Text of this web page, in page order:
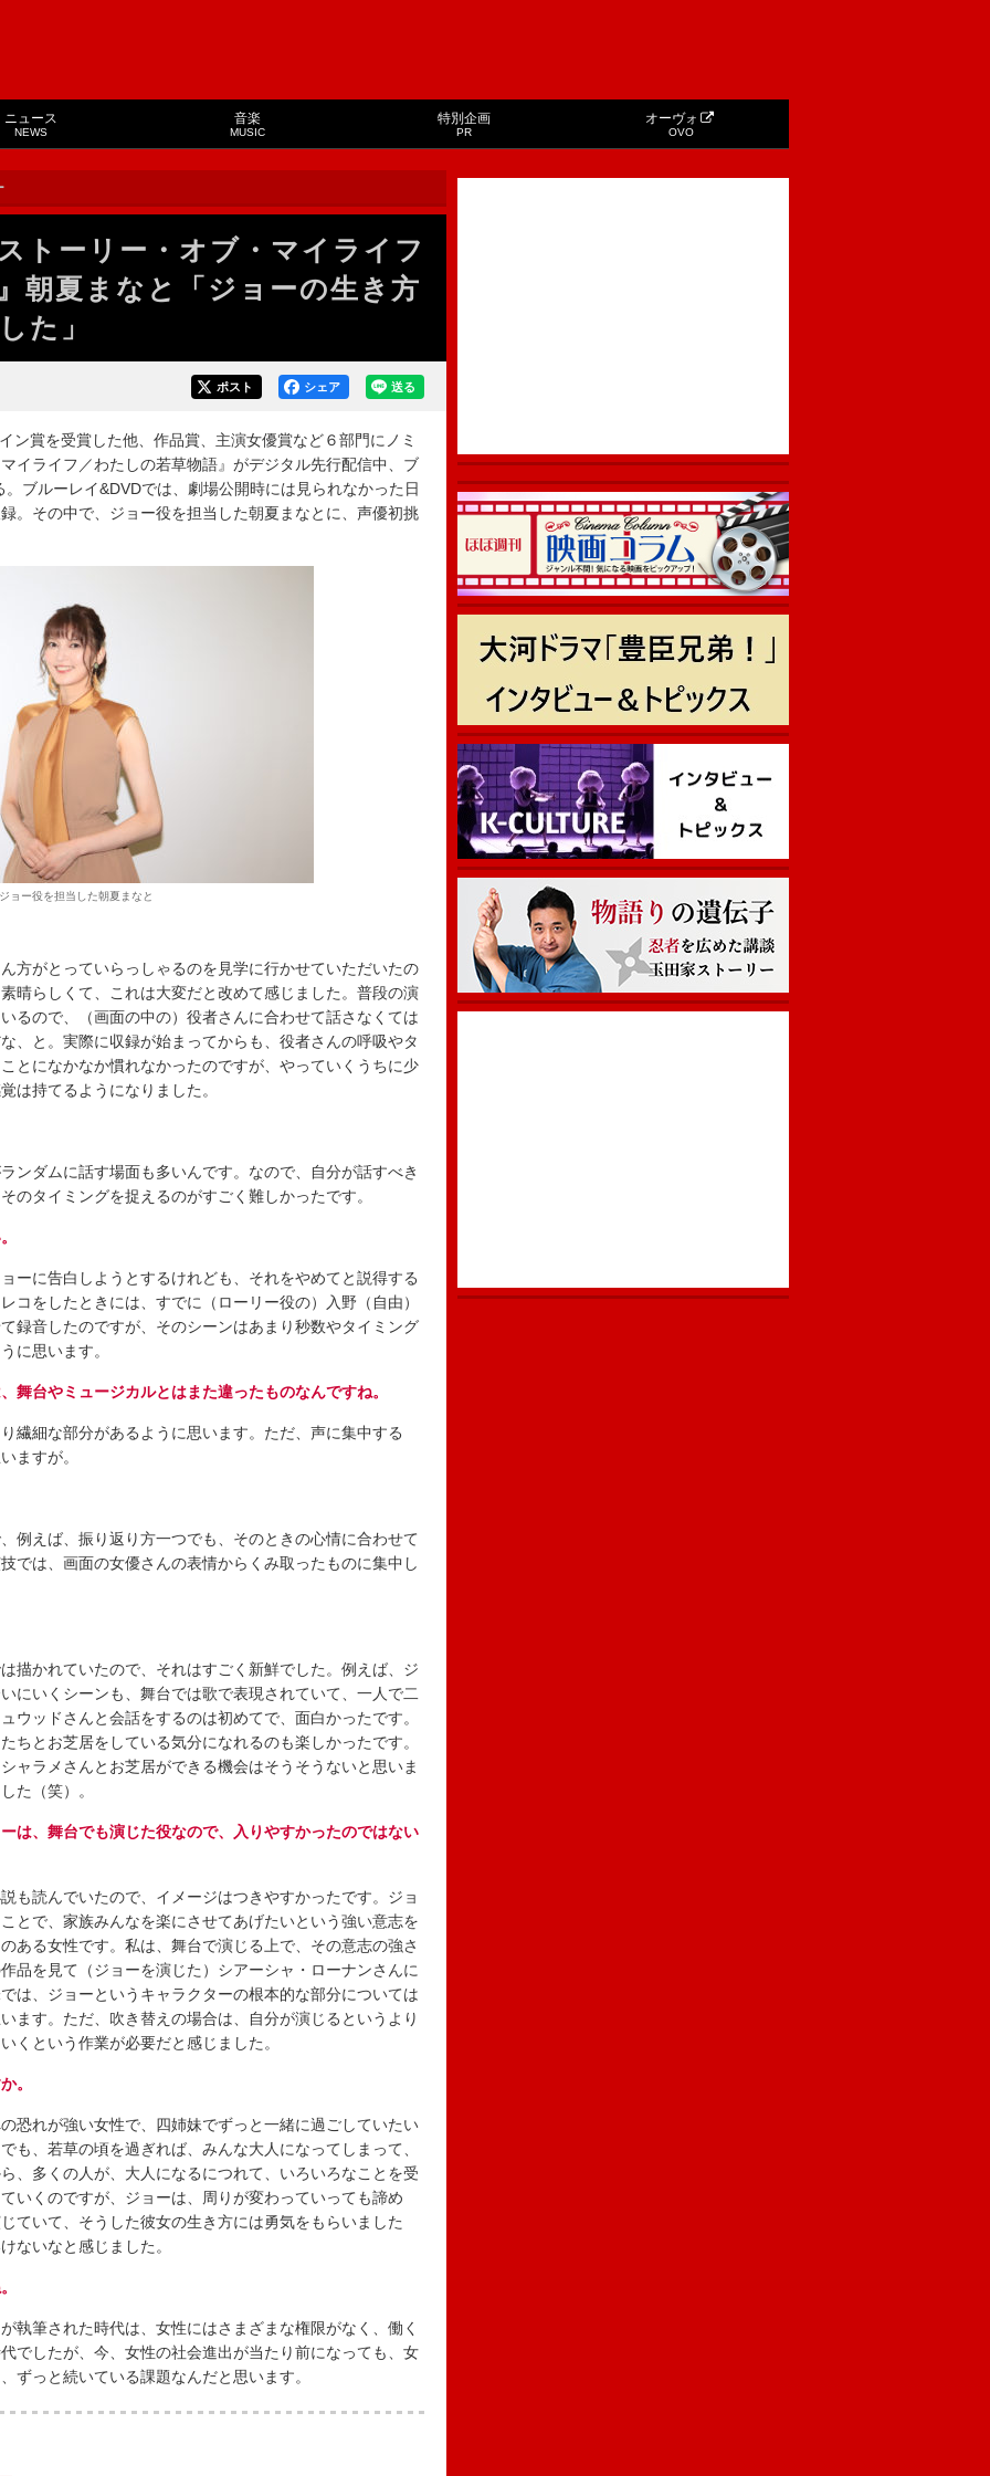
ニュース
NEWS
音楽
MUSIC
特別企画
PR
オーヴォ
OVO
トーリー・オブ・マイライフ
朝夏まなと「ジョーの生き方
た」
送る
シェア
ポスト
賞を受賞した他、作品賞、主演女優賞など６部門にノミ
イライフ／わたしの若草物語』がデジタル先行配信中、ブ
ブルーレイ&DVDでは、劇場公開時には見られなかった日
。その中で、ジョー役を担当した朝夏まなとに、声優初挑
ジョー役を担当した朝夏まなと
がとっていらっしゃるのを見学に行かせていただいたの
晴らしくて、これは大変だと改めて感じました。普段の演
るので、（画面の中の）役者さんに合わせて話さなくては
、と。実際に収録が始まってからも、役者さんの呼吸やタ
とになかなか慣れなかったのですが、やっていくうちに少
は持てるようになりました。
ダムに話す場面も多いんです。なので、自分が話すべき
のタイミングを捉えるのがすごく難しかったです。
に告白しようとするけれども、それをやめてと説得する
コをしたときには、すでに（ローリー役の）入野（自由）
録音したのですが、そのシーンはあまり秒数やタイミング
に思います。
舞台やミュージカルとはまた違ったものなんですね。
細な部分があるように思います。ただ、声に集中する
ますが。
えば、振り返り方一つでも、そのときの心情に合わせて
では、画面の女優さんの表情からくみ取ったものに集中し
かれていたので、それはすごく新鮮でした。例えば、ジ
にいくシーンも、舞台では歌で表現されていて、一人で二
ウッドさんと会話をするのは初めてで、面白かったです。
ちとお芝居をしている気分になれるのも楽しかったです。
ャラメさんとお芝居ができる機会はそうそうないと思いま
た（笑）。
は、舞台でも演じた役なので、入りやすかったのではない
読んでいたので、イメージはつきやすかったです。ジョ
とで、家族みんなを楽にさせてあげたいという強い意志を
ある女性です。私は、舞台で演じる上で、その意志の強さ
品を見て（ジョーを演じた）シアーシャ・ローナンさんに
は、ジョーというキャラクターの根本的な部分については
ます。ただ、吹き替えの場合は、自分が演じるというより
くという作業が必要だと感じました。
。
れが強い女性で、四姉妹でずっと一緒に過ごしていたい
も、若草の頃を過ぎれば、みんな大人になってしまって、
、多くの人が、大人になるにつれて、いろいろなことを受
いくのですが、ジョーは、周りが変わっていっても諦め
ていて、そうした彼女の生き方には勇気をもらいました
ないなと感じました。
筆された時代は、女性にはさまざまな権限がなく、働く
でしたが、今、女性の社会進出が当たり前になっても、女
ずっと続いている課題なんだと思います。